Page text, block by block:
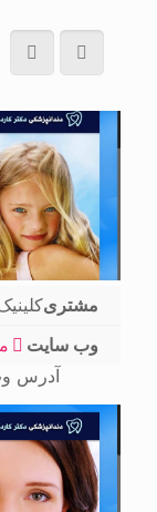
مشتری
وب سایت
آدرس